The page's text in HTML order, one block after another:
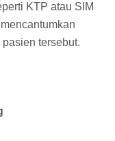
KTP atau SIM
tersebut.